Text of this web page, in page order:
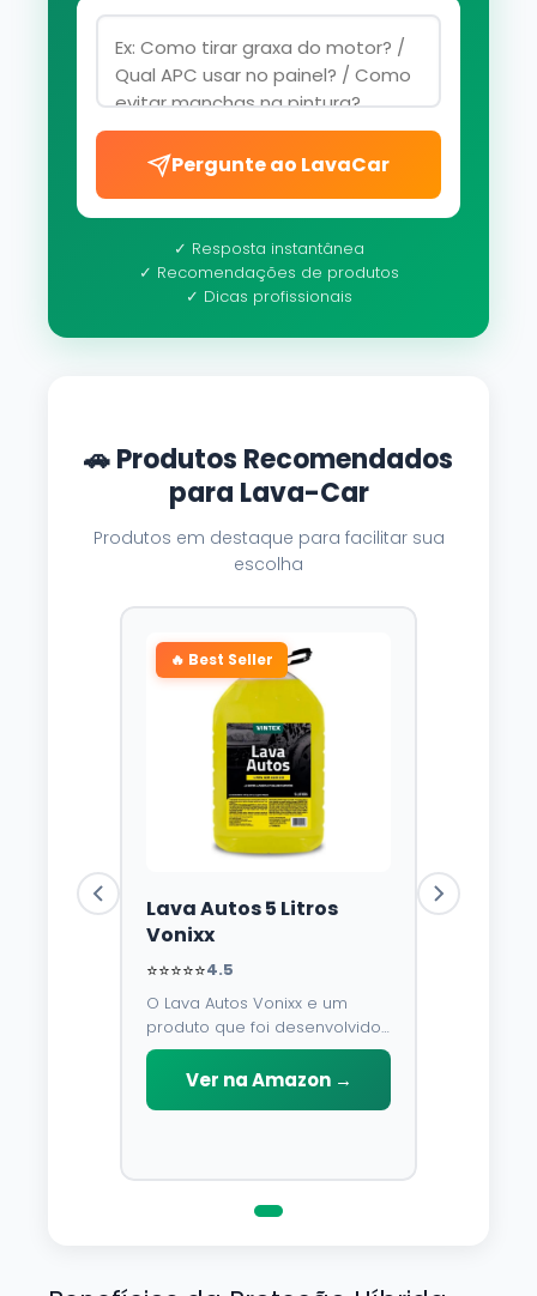
Pergunte ao LavaCar
✓ Resposta instantânea
✓ Recomendações de produtos
✓ Dicas profissionais
🚗 Produtos Recomendados
para Lava-Car
Produtos em destaque para facilitar sua
escolha
🔥 Best Seller
Lava Autos 5 Litros
Vonixx
⭐⭐⭐⭐⭐4.5
O Lava Autos Vonixx e um
produto que foi desenvolvido
para limpar, proteger e
conservar a lataria do veiculo.
Por possuir pH neutro, pode
Ver na Amazon →